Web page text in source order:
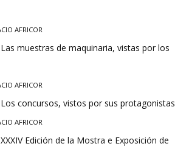
AFRICOR
muestras de maquinaria, vistas por los
AFRICOR
Los concursos, vistos por sus protagonistas
AFRICOR
Edición de la Mostra e Exposición de